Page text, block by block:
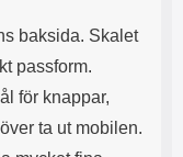
baksida. Skalet
passform.
för knappar,
ta ut mobilen.